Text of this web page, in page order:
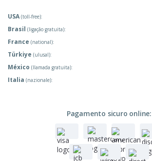
USA (toll-free):
Brasil (ligação gratuita):
France (national):
Türkiye (ulusal):
México (llamada gratuita):
Italia (nazionale):
Pagamento sicuro online: